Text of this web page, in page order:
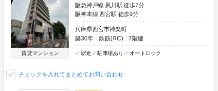
賃貸マンション
阪急神戸線 夙川駅 徒歩7分
阪神本線 西宮駅 徒歩9分
兵庫県西宮市神楽町
築30年
鉄筋(RC) 7階建
駅近 駐車場あり オートロック
チェックを入れてまとめてお問い合わせ